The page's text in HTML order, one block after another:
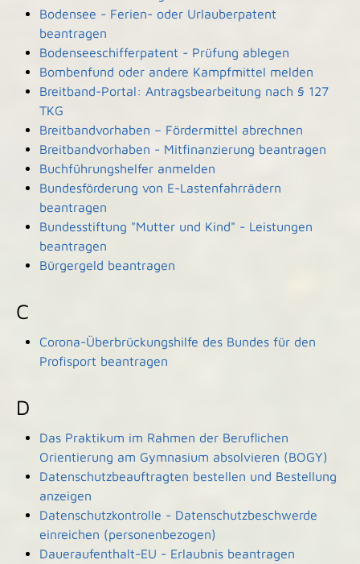
Bodensee - Ferien- oder Urlauberpatent
beantragen
Bodenseeschifferpatent - Prüfung ablegen
Bombenfund oder andere Kampfmittel melden
Breitband-Portal: Antragsbearbeitung nach § 127
TKG
Breitbandvorhaben – Fördermittel abrechnen
Breitbandvorhaben - Mitfinanzierung beantragen
Buchführungshelfer anmelden
Bundesförderung von E-Lastenfahrrädern
beantragen
Bundesstiftung "Mutter und Kind" - Leistungen
beantragen
Bürgergeld beantragen
C
Corona-Überbrückungshilfe des Bundes für den
Profisport beantragen
D
Das Praktikum im Rahmen der Beruflichen
Orientierung am Gymnasium absolvieren (BOGY)
Datenschutzbeauftragten bestellen und Bestellung
anzeigen
Datenschutzkontrolle - Datenschutzbeschwerde
einreichen (personenbezogen)
Daueraufenthalt-EU - Erlaubnis beantragen